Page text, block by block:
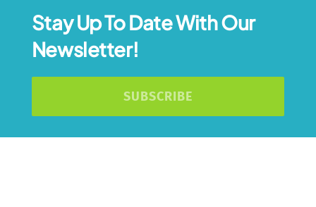
Stay Up To Date With Our
Newsletter!
SUBSCRIBE